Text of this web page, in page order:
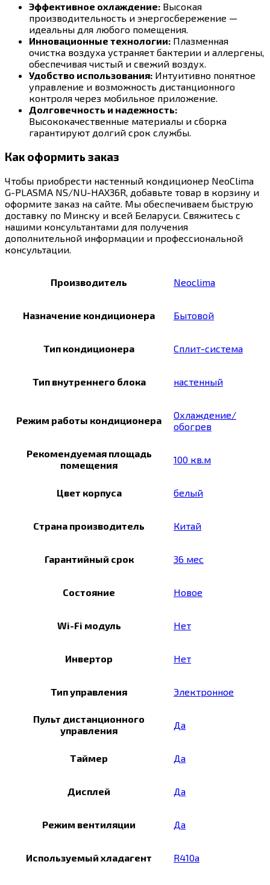
Эффективное охлаждение: Высокая
производительность и энергосбережение —
идеальны для любого помещения.
Инновационные технологии: Плазменная
очистка воздуха устраняет бактерии и аллергены,
обеспечивая чистый и свежий воздух.
Удобство использования: Интуитивно понятное
управление и возможность дистанционного
контроля через мобильное приложение.
Долговечность и надежность:
Высококачественные материалы и сборка
гарантируют долгий срок службы.
Как оформить заказ
Чтобы приобрести настенный кондиционер NeoClima
G-PLASMA NS/NU-HAX36R, добавьте товар в корзину и
оформите заказ на сайте. Мы обеспечиваем быструю
доставку по Минску и всей Беларуси. Свяжитесь с
нашими консультантами для получения
дополнительной информации и профессиональной
консультации.
Производитель Neoclima
Назначение кондиционера Бытовой
Тип кондиционера Сплит-система
Тип внутреннего блока настенный
Режим работы кондиционера
Охлаждение/
обогрев
Рекомендуемая площадь
помещения
100 кв.м
Цвет корпуса белый
Страна производитель Китай
Гарантийный срок 36 мес
Состояние Новое
Wi-Fi модуль Нет
Инвертор Нет
Тип управления Электронное
Пульт дистанционного
управления
Да
Таймер Да
Дисплей Да
Режим вентиляции Да
Используемый хладагент R410a